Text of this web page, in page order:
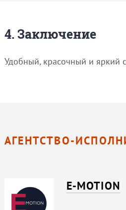
4. Заключение
Удобный, красочный и яркий
АГЕНТСТВО-
E-MOTION